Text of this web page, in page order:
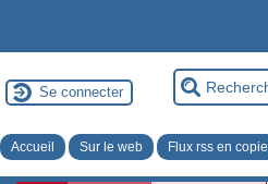
Se connecter
Accueil Sur le web Flux rss en copie